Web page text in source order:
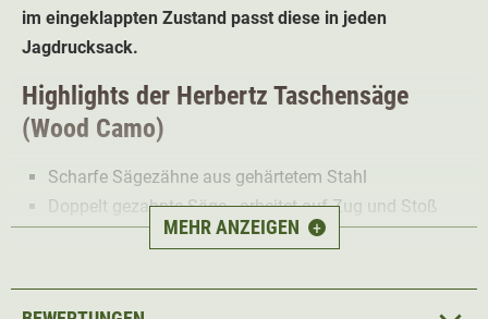
im eingeklappten Zustand passt diese in jeden
Jagdrucksack.
Highlights der Herbertz Taschensäge
(Wood Camo)
Scharfe Sägezähne aus gehärtetem Stahl
Doppelt gezahnte Säge - arbeitet auf Zug und Stoß
Back-Lock Arretierung für erhöhte Sicherheit
Die Herbertz Taschensäge ist der perfekte Begleiter bei
MEHR ANZEIGEN +